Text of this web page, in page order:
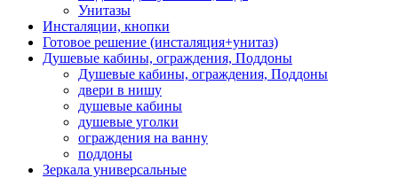
Унитазы
Инсталяции, кнопки
Готовое решение (инсталяция+унитаз)
Душевые кабины, ограждения, Поддоны
Душевые кабины, ограждения, Поддоны
двери в нишу
душевые кабины
душевые уголки
ограждения на ванну
поддоны
Зеркала универсальные